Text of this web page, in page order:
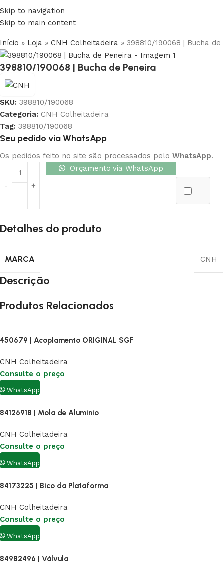
Skip to navigation
Skip to main content
Início » Loja » CNH Colheitadeira » 398810/190068 | Bucha
398810/190068 | Bucha de Peneira
SKU: 398810/190068
Categoria: CNH Colheitadeira
Tag: 398810/190068
Seu pedido via WhatsApp
Os pedidos feito no site são processados pelo WhatsApp.
Orçamento via WhatsApp
Detalhes do produto
MARCA CNH
Descrição
Produtos Relacionados
450679 | Acoplamento ORIGINAL SGF
CNH Colheitadeira
Consulte o preço
WhatsApp
84126918 | Mola de Aluminio
CNH Colheitadeira
Consulte o preço
WhatsApp
84173225 | Bico da Plataforma
CNH Colheitadeira
Consulte o preço
WhatsApp
84982496 | Válvula